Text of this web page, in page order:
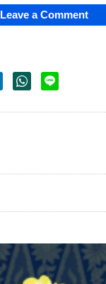
Leave a Comment